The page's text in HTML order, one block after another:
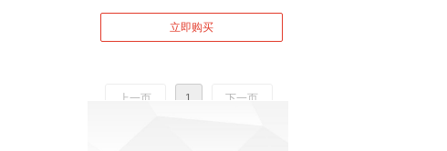
型互动会：13716596733
会（含税仅提供小规模普票，可分两
张开具，下单后须在一周内预约，仅
卷仅限单次使用，解释权在东宁晟公
立即购买
上一页 1 下一页